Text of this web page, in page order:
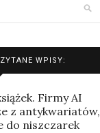
WPISY:
Firmy AI
z antykwariatów,
do niszczarek